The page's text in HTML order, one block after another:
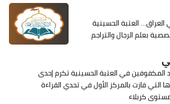
العتبة الحسينية
بعلم الرجال والتراجم
المكفوفين في العتبة الحسينية تكرم إحدى
التي فازت بالمركز الأول في تحدي القراءة
كربلاء